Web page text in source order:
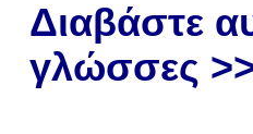
Διαβάστε
γλώσσες